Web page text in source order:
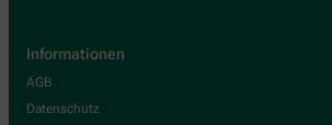
Informationen
AGB
Datenschutz